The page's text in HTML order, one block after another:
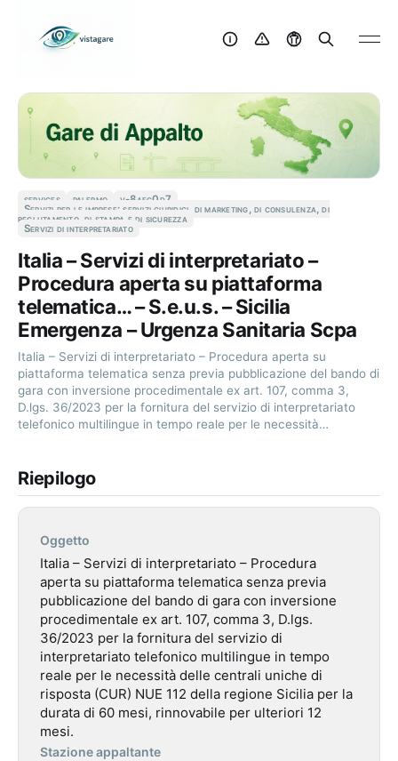
services palermo v-8aec0d7
Servizi per le imprese: servizi giuridici, di marketing, di consulenza, di
reclutamento, di stampa e di sicurezza
Servizi di interpretariato
Italia – Servizi di interpretariato –
Procedura aperta su piattaforma
telematica… – S.e.u.s. – Sicilia
Emergenza – Urgenza Sanitaria Scpa
Italia – Servizi di interpretariato – Procedura aperta su
piattaforma telematica senza previa pubblicazione del bando di
gara con inversione procedimentale ex art. 107, comma 3,
D.lgs. 36/2023 per la fornitura del servizio di interpretariato
telefonico multilingue in tempo reale per le necessità…
Riepilogo
Oggetto
Italia – Servizi di interpretariato – Procedura
aperta su piattaforma telematica senza previa
pubblicazione del bando di gara con inversione
procedimentale ex art. 107, comma 3, D.lgs.
36/2023 per la fornitura del servizio di
interpretariato telefonico multilingue in tempo
reale per le necessità delle centrali uniche di
risposta (CUR) NUE 112 della regione Sicilia per la
durata di 60 mesi, rinnovabile per ulteriori 12
mesi.
Stazione appaltante